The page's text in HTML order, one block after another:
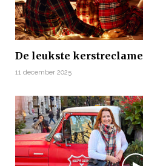
De leukste
11 december 2025